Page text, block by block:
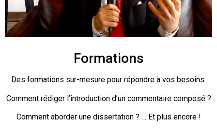
Formations
Des formations sur-mesure pour répondre à vos besoins.
Comment rédiger l’introduction d’un commentaire composé ?
Comment aborder une dissertation ? … Et plus encore !